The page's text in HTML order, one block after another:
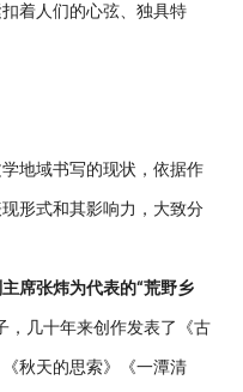
着人们的心弦、独具特
地域书写的现状，依据作
形式和其影响力，大致分
席张炜为代表的“荒野乡
，几十年来创作发表了《古
秋天的思索》《一潭清